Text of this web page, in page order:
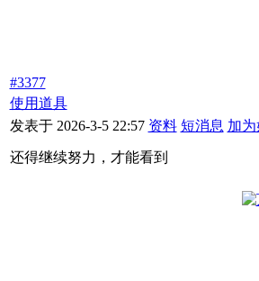
#3377
使用道具
发表于 2026-3-5 22:57 资料 短消息 加
还得继续努力，才能看到